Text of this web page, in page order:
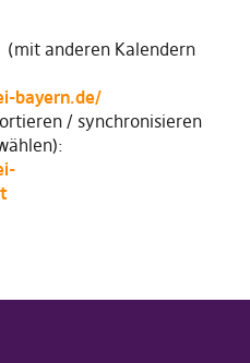
anderen Kalendern
bayern.de/
/ synchronisieren